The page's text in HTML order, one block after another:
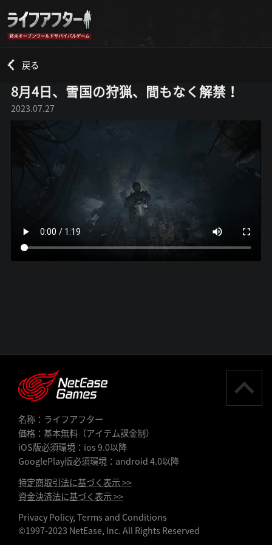
戻る
8月4日、雪国の狩猟、間もなく解禁！
2023.07.27
名称：ライフアフター
価格：基本無料（アイテム課金制）
iOS版必須環境：ios 9.0以降
GooglePlay版必須環境：android 4.0以降
特定商取引法に基づく表示 >>
資金決済法に基づく表示 >>
Privacy Policy, Terms and Conditions
©1997-2023 NetEase, Inc. All Rights Reserved